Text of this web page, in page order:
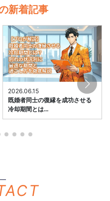
新着記事
2026.06.15
既婚者同士の復縁を成功させる
冷却期間とは…